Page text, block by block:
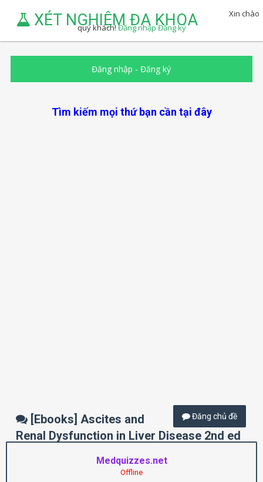
XÉT NGHIỆM ĐA KHOA
Xin chào
quý khách!Đăng nhậpĐăng ký
Đăng nhập -Đăng ký
Tìm kiếm mọi thứ bạn cần tại đây
Đăng chủ đề
[Ebooks] Ascites and
Renal Dysfunction in Liver Disease 2nd ed
Medquizzes.net
Offline